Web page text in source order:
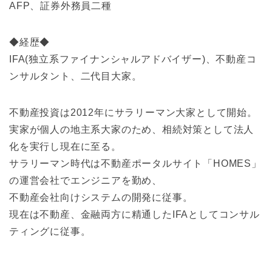
AFP、証券外務員二種
◆経歴◆
IFA(独立系ファイナンシャルアドバイザー)、不動産コ
ンサルタント、二代目大家。
不動産投資は2012年にサラリーマン大家として開始。
実家が個人の地主系大家のため、相続対策として法人
化を実行し現在に至る。
サラリーマン時代は不動産ポータルサイト「HOMES」
の運営会社でエンジニアを勤め、
不動産会社向けシステムの開発に従事。
現在は不動産、金融両方に精通したIFAとしてコンサル
ティングに従事。